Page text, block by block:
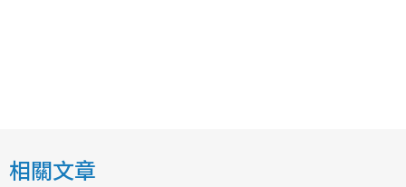
相關文章